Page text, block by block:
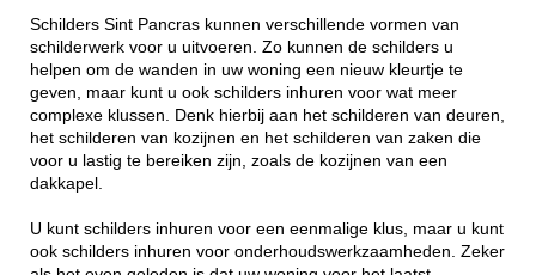
Schilders Sint Pancras kunnen verschillende vormen van
schilderwerk voor u uitvoeren. Zo kunnen de schilders u
helpen om de wanden in uw woning een nieuw kleurtje te
geven, maar kunt u ook schilders inhuren voor wat meer
complexe klussen. Denk hierbij aan het schilderen van deuren,
het schilderen van kozijnen en het schilderen van zaken die
voor u lastig te bereiken zijn, zoals de kozijnen van een
dakkapel.
U kunt schilders inhuren voor een eenmalige klus, maar u kunt
ook schilders inhuren voor onderhoudswerkzaamheden. Zeker